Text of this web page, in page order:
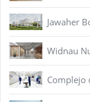
Jawaher
Widnau
Complejo